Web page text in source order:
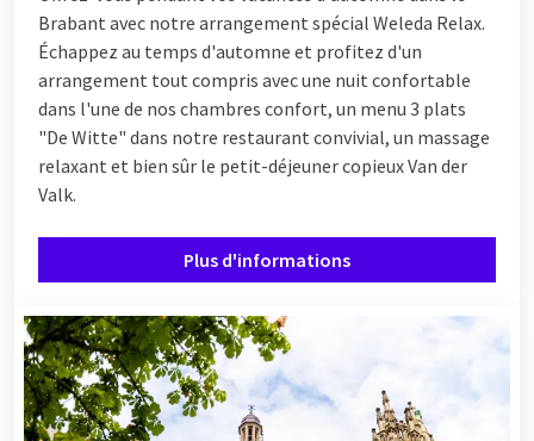
Brabant avec notre arrangement spécial Weleda Relax.
Échappez au temps d'automne et profitez d'un
arrangement tout compris avec une nuit confortable
dans l'une de nos chambres confort, un menu 3 plats
"De Witte" dans notre restaurant convivial, un massage
relaxant et bien sûr le petit-déjeuner copieux Van der
Valk.
Plus d'informations